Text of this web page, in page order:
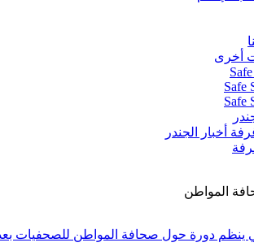
أخرى
Safe
Safe
أخبار الجندر
المواطن
ينظم دورة حول صحافة المواطن للصحفيات